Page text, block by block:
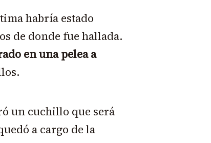
habría estado
de donde fue hallada.
en una pelea a
un cuchillo que será
a cargo de la